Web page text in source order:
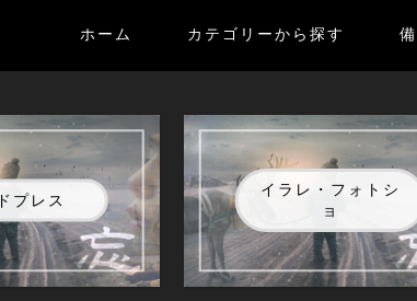
ホーム カテゴリーから探す
プレス
イラレ・フォトシ
ョ